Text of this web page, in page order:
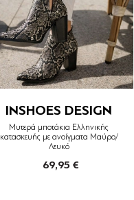
INSHOES DESIGN
Μυτερά μποτάκια Ελληνικής
κατασκευής με ανοίγματα Μαύρο/
Λευκό
69,95 €